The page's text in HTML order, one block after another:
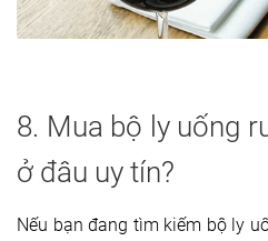
8. Mua bộ ly uống
ở đâu uy tín?
Nếu bạn đang tìm kiếm bộ ly